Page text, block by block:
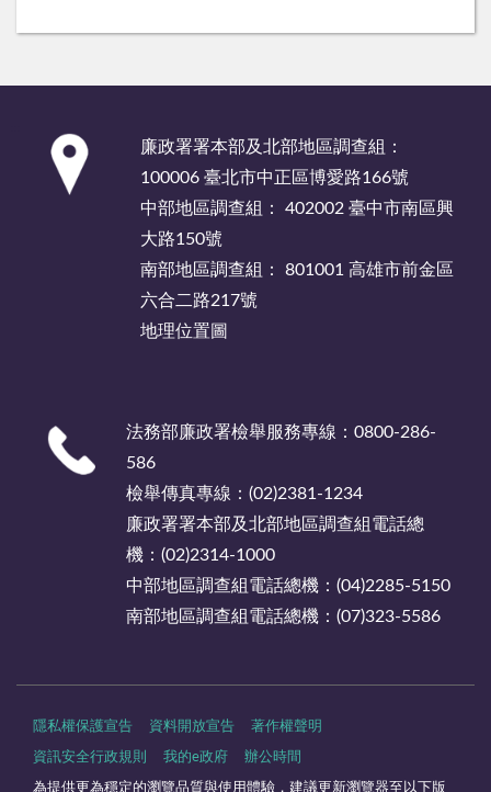
廉政署署本部及北部地區調查組：
100006 臺北市中正區博愛路166號
中部地區調查組： 402002 臺中市南區興
大路150號
南部地區調查組： 801001 高雄市前金區
六合二路217號
地理位置圖
法務部廉政署檢舉服務專線：0800-286-
586
檢舉傳真專線：(02)2381-1234
廉政署署本部及北部地區調查組電話總
機：(02)2314-1000
中部地區調查組電話總機：(04)2285-5150
南部地區調查組電話總機：(07)323-5586
隱私權保護宣告 資料開放宣告 著作權聲明
資訊安全行政規則 我的e政府 辦公時間
為提供更為穩定的瀏覽品質與使用體驗，建議更新瀏覽器至以下版